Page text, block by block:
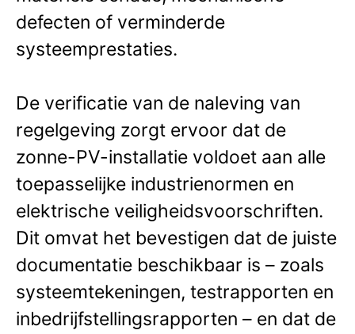
defecten of verminderde
systeemprestaties.
De verificatie van de naleving van
regelgeving zorgt ervoor dat de
zonne-PV-installatie voldoet aan alle
toepasselijke industrienormen en
elektrische veiligheidsvoorschriften.
Dit omvat het bevestigen dat de juiste
documentatie beschikbaar is – zoals
systeemtekeningen, testrapporten en
inbedrijfstellingsrapporten – en dat de